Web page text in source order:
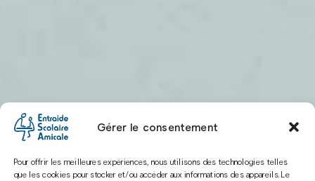
Gérer le consentement
Pour offrir les meilleures expériences, nous utilisons des technologies telles
que les cookies pour stocker et/ou accéder aux informations des appareils. Le